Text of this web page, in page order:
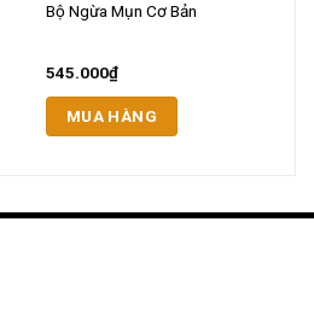
Bộ Ngừa Mụn Cơ Bản
545.000₫
MUA HÀNG